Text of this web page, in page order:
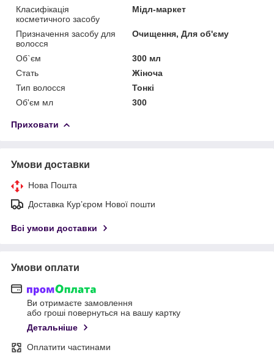
Класифікація
косметичного засобу
Мідл-маркет
Призначення засобу для
волосся
Очищення, Для об'єму
Об`єм
300 мл
Стать
Жіноча
Тип волосся
Тонкі
Об'єм мл
300
Приховати
Умови доставки
Нова Пошта
Доставка Курʼєром Нової пошти
Всі умови доставки
Умови оплати
Ви отримаєте замовлення
або гроші повернуться на вашу картку
Детальніше
Оплатити частинами